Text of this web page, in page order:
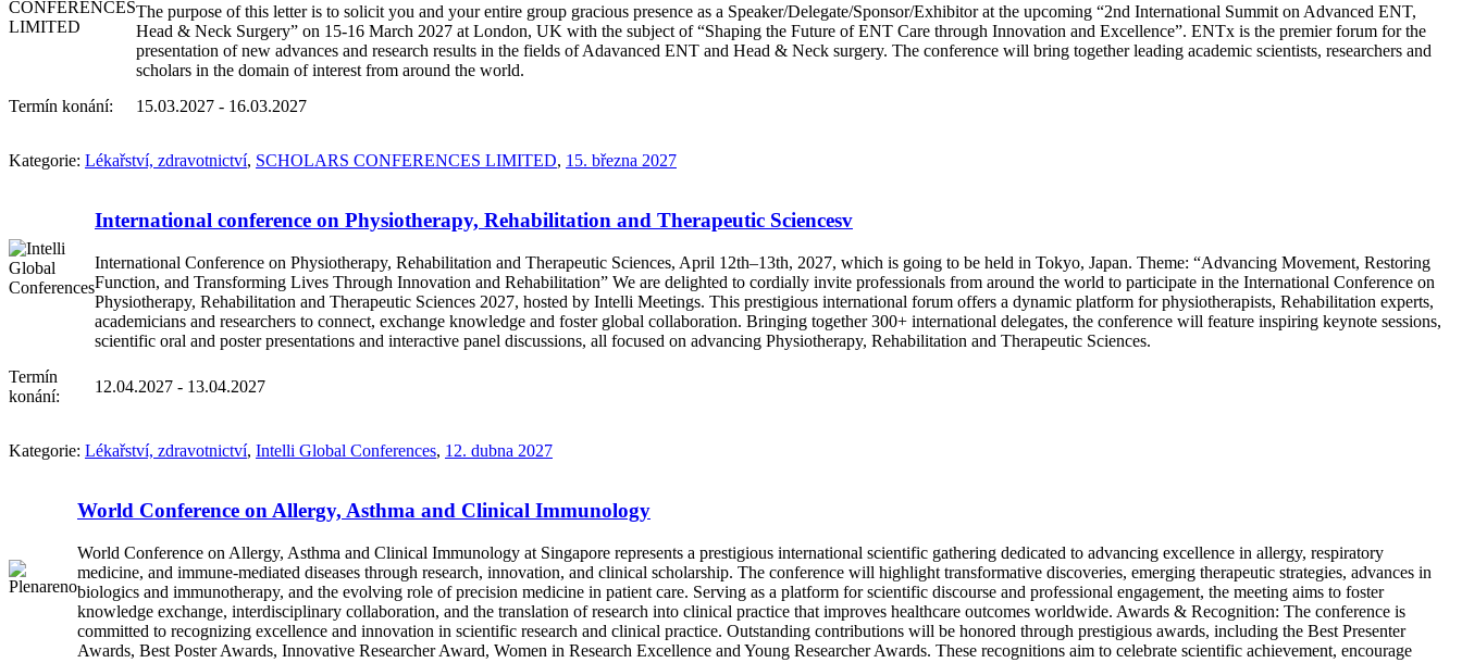
The purpose of this letter is to solicit you and your entire group gracious presence as a Speaker/Delegate/Sponsor/Exhibitor at the upcoming “2nd International Summit on Advanced ENT,
Head & Neck Surgery” on 15-16 March 2027 at London, UK with the subject of “Shaping the Future of ENT Care through Innovation and Excellence”. ENTx is the premier forum for the
presentation of new advances and research results in the fields of Adavanced ENT and Head & Neck surgery. The conference will bring together leading academic scientists, researchers and
scholars in the domain of interest from around the world.
Termín konání:
15.03.2027 - 16.03.2027
Kategorie: Lékařství, zdravotnictví, SCHOLARS CONFERENCES LIMITED, 15. března 2027
International conference on Physiotherapy, Rehabilitation and Therapeutic Sciencesv
International Conference on Physiotherapy, Rehabilitation and Therapeutic Sciences, April 12th–13th, 2027, which is going to be held in Tokyo, Japan. Theme: “Advancing Movement, Restoring
Function, and Transforming Lives Through Innovation and Rehabilitation” We are delighted to cordially invite professionals from around the world to participate in the International Conference on
Physiotherapy, Rehabilitation and Therapeutic Sciences 2027, hosted by Intelli Meetings. This prestigious international forum offers a dynamic platform for physiotherapists, Rehabilitation experts,
academicians and researchers to connect, exchange knowledge and foster global collaboration. Bringing together 300+ international delegates, the conference will feature inspiring keynote sessions,
scientific oral and poster presentations and interactive panel discussions, all focused on advancing Physiotherapy, Rehabilitation and Therapeutic Sciences.
Termín
konání:
12.04.2027 - 13.04.2027
Kategorie: Lékařství, zdravotnictví, Intelli Global Conferences, 12. dubna 2027
World Conference on Allergy, Asthma and Clinical Immunology
World Conference on Allergy, Asthma and Clinical Immunology at Singapore represents a prestigious international scientific gathering dedicated to advancing excellence in allergy, respiratory
medicine, and immune-mediated diseases through research, innovation, and clinical scholarship. The conference will highlight transformative discoveries, emerging therapeutic strategies, advances in
biologics and immunotherapy, and the evolving role of precision medicine in patient care. Serving as a platform for scientific discourse and professional engagement, the meeting aims to foster
knowledge exchange, interdisciplinary collaboration, and the translation of research into clinical practice that improves healthcare outcomes worldwide. Awards & Recognition: The conference is
committed to recognizing excellence and innovation in scientific research and clinical practice. Outstanding contributions will be honored through prestigious awards, including the Best Presenter
Awards, Best Poster Awards, Innovative Researcher Award, Women in Research Excellence and Young Researcher Awards. These recognitions aim to celebrate scientific achievement, encourage